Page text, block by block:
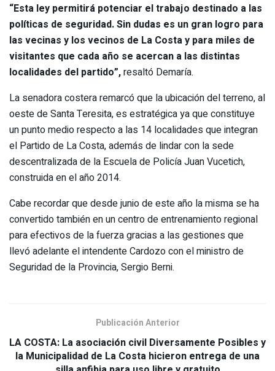
“Esta ley permitirá potenciar el trabajo destinado a las
políticas de seguridad. Sin dudas es un gran logro para
las vecinas y los vecinos de La Costa y para miles de
visitantes que cada año se acercan a las distintas
localidades del partido”,resaltó Demaría.
La senadora costera remarcó que la ubicación del terreno, al
oeste de Santa Teresita, es estratégica ya que constituye
un punto medio respecto a las 14 localidades que integran
el Partido de La Costa, además de lindar con la sede
descentralizada de la Escuela de Policía Juan Vucetich,
construida en el año 2014.
Cabe recordar que desde junio de este año la misma se ha
convertido también en un centro de entrenamiento regional
para efectivos de la fuerza gracias a las gestiones que
llevó adelante el intendente Cardozo con el ministro de
Seguridad de la Provincia, Sergio Berni.
Publicación Anterior
LA COSTA: La asociación civil Diversamente Posibles y
la Municipalidad de La Costa hicieron entrega de una